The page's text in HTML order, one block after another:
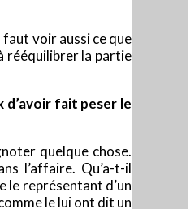
voir aussi ce que
rééquilibrer la partie
d’avoir fait peser le
quelque chose.
l’affaire. Qu’a-t-il
le représentant d’un
le lui ont dit un